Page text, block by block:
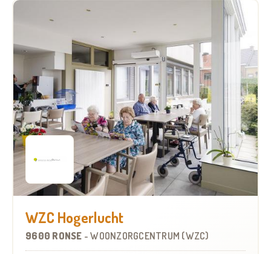
WZC Hogerlucht
9600 RONSE -WOONZORGCENTRUM (WZC)